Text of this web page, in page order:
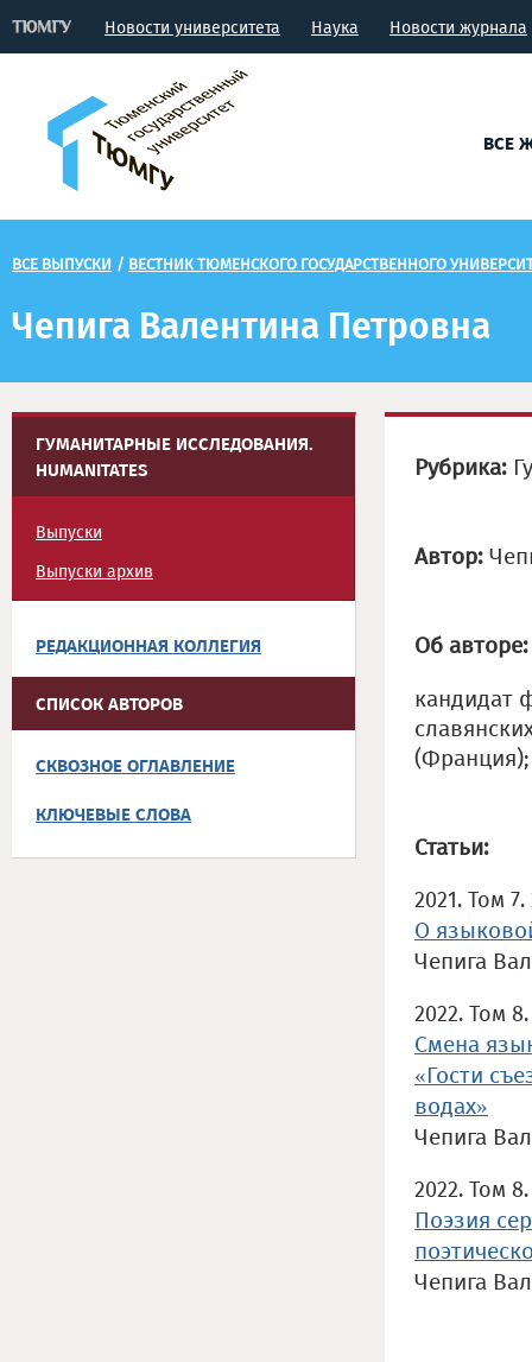
Новости университета Наука Новости журнала
ВСЕ
ВСЕ ВЫПУСКИ / ВЕСТНИК ТЮМЕНСКОГО ГОСУДАРСТВЕННОГО
Чепига Валентина Петровна
ГУМАНИТАРНЫЕ ИССЛЕДОВАНИЯ.
HUMANITATES
Выпуски
Выпуски архив
РЕДАКЦИОННАЯ КОЛЛЕГИЯ
СПИСОК АВТОРОВ
СКВОЗНОЕ ОГЛАВЛЕНИЕ
КЛЮЧЕВЫЕ СЛОВА
Рубрика:
Автор:
Об авторе:
кандидат
Статьи:
2021. Том
О
Чепига
2022. Том
Смена
«Гости
водах»
Чепига
2022. Том
Поэзия
Чепига